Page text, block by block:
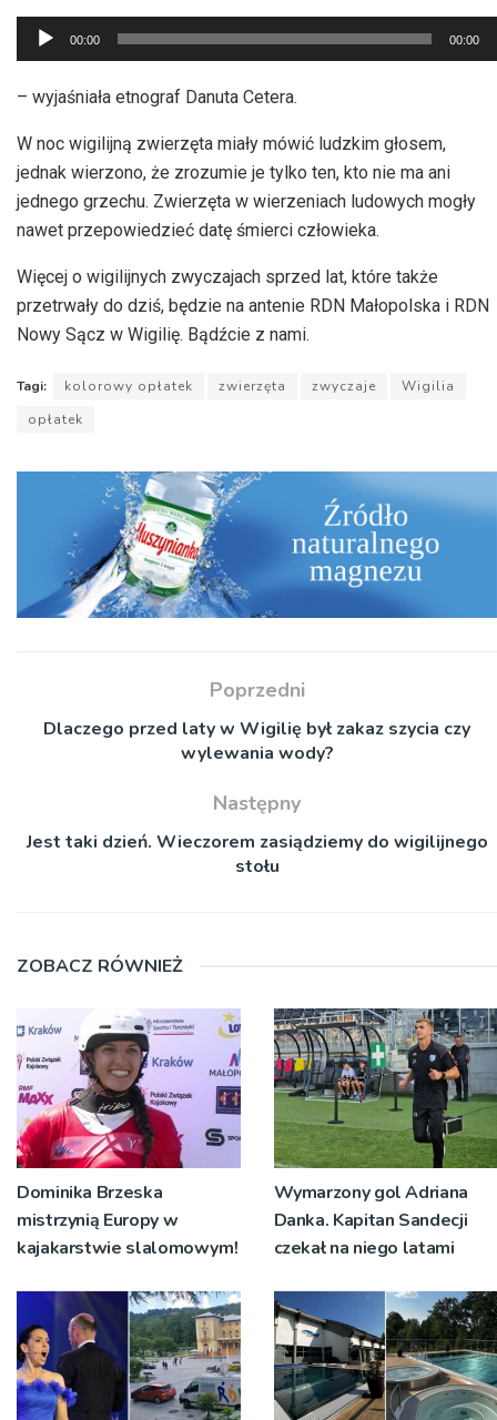
Odtwarzacz
plików
dźwiękowych
00:00 00:00
– wyjaśniała etnograf Danuta Cetera.
W noc wigilijną zwierzęta miały mówić ludzkim głosem,
jednak wierzono, że zrozumie je tylko ten, kto nie ma ani
jednego grzechu. Zwierzęta w wierzeniach ludowych mogły
nawet przepowiedzieć datę śmierci człowieka.
Więcej o wigilijnych zwyczajach sprzed lat, które także
przetrwały do dziś, będzie na antenie RDN Małopolska i RDN
Nowy Sącz w Wigilię. Bądźcie z nami.
Tagi: kolorowy opłatek zwierzęta zwyczaje
Wigilia
opłatek
Poprzedni
Dlaczego przed laty w Wigilię był zakaz szycia czy
wylewania wody?
Następny
Jest taki dzień. Wieczorem zasiądziemy do wigilijnego
stołu
ZOBACZ RÓWNIEŻ
Dominika Brzeska
mistrzynią Europy w
kajakarstwie slalomowym!
Wymarzony gol Adriana
Danka. Kapitan Sandecji
czekał na niego latami